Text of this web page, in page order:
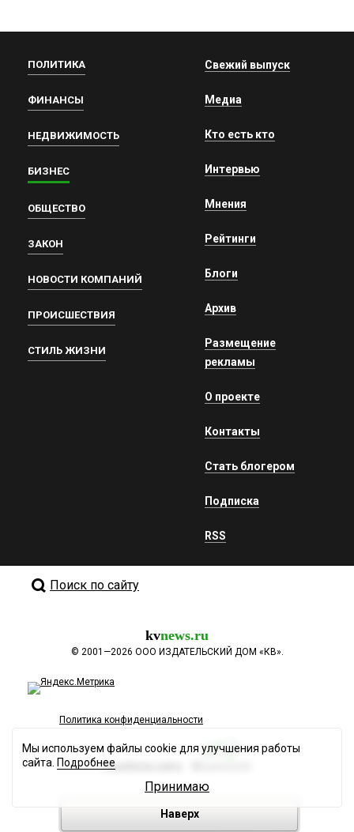
ПОЛИТИКА
ФИНАНСЫ
НЕДВИЖИМОСТЬ
БИЗНЕС
ОБЩЕСТВО
ЗАКОН
НОВОСТИ КОМПАНИЙ
ПРОИСШЕСТВИЯ
СТИЛЬ ЖИЗНИ
Свежий выпуск
Медиа
Кто есть кто
Интервью
Мнения
Рейтинги
Блоги
Архив
Размещение
рекламы
О проекте
Контакты
Стать блогером
Подписка
RSS
Поиск по сайту
kvnews.ru
© 2001—2026 ООО ИЗДАТЕЛЬСКИЙ ДОМ «КВ».
Политика конфиденциальности
Разработка сайта
Наверх
Мы используем файлы cookie для улучшения работы
сайта. Подробнее
Принимаю